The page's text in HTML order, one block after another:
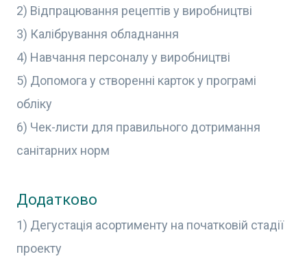
2) Відпрацювання рецептів у виробництві
3) Калібрування обладнання
4) Навчання персоналу у виробництві
5) Допомога у створенні карток у програмі
обліку
6) Чек-листи для правильного дотримання
санітарних норм
Додатково
1) Дегустація асортименту на початковій стадії
проекту